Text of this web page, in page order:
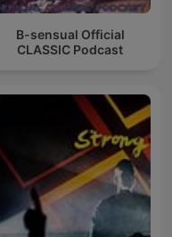
B-sensual Official
CLASSIC Podcast